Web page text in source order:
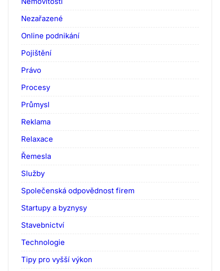
Nezařazené
Online podnikání
Pojištění
Právo
Procesy
Průmysl
Reklama
Relaxace
Řemesla
Služby
Společenská odpovědnost firem
Startupy a byznysy
Stavebnictví
Technologie
Tipy pro vyšší výkon